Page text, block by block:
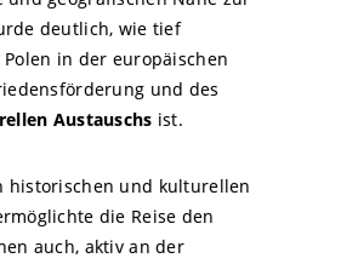
deutlich, wie tief
in der europäischen
und des
Austauschs ist.
historischen und kulturellen
die Reise den
auch, aktiv an der